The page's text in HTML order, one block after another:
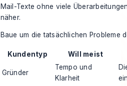
Mail-Texte ohne viele
näher.
Baue um die tatsächlichen Probleme
Kundentyp Will meist
Gründer
Tempo und
Klarheit